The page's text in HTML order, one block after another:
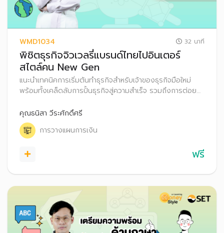
WMD1034 32 นาที
พิชิตธุรกิจจิวเวลรี่แบรนด์ไทยไปอินเตอร์
สไตล์คน New Gen
แนะนำเทคนิคการเริ่มต้นทำธุรกิจสำหรับเจ้าของธุรกิจมือใหม่
พร้อมทั้งเคล็ดลับการปั้นธุรกิจสู่ความสำเร็จ รวมถึงการต่อย
คุณธนิสา วีระศักดิ์ศรี
การวางแผนการเงิน
ฟรี